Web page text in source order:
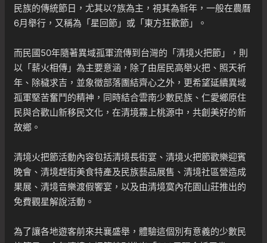
民族的傳統節日，尤其以?族為主，視其為新年，一般在農曆
6月舉行，又稱為「星回節」或「東方狂歡節」。
而民國50年隨著異域孤軍流傳到台灣的「清境火把節」，則
以「薪火相傳」為主要意涵，除了由居民高舉火把、照天祈
年、除穢求吉，並象徵部落團結齊心之外，更希望延續異域
孤軍堅苦奮鬥的精神，同時結合雲南少數民族、仁愛鄉原住
民與合歡山新移民文化，在清境霧上桃源中，共創美好的新
故鄉。
清境火把節活動內容包括清境長街宴、清境火把節歡樂迎賓
晚會、清境趕街美食特產及民族藝品展售、清境社區營造成
果展、清境音樂渡假饗宴，以及由清境寞內花園山莊推出的
免費觀星解說活動。
為了讓各地遊客前來共襄盛舉，體驗這個別有意義的少數民